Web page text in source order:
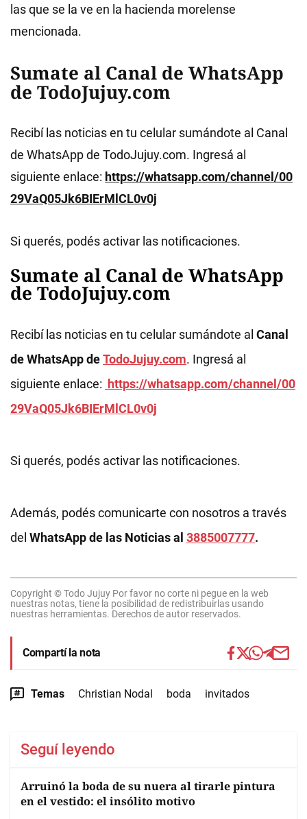
las que se la ve en la hacienda morelense
mencionada.
Sumate al Canal de WhatsApp
de TodoJujuy.com
Recibí las noticias en tu celular sumándote al Canal
de WhatsApp de TodoJujuy.com. Ingresá al
siguiente enlace: https://whatsapp.com/channel/00
29VaQ05Jk6BIErMlCL0v0j
Si querés, podés activar las notificaciones.
Sumate al Canal de WhatsApp
de TodoJujuy.com
Recibí las noticias en tu celular sumándote al Canal
de WhatsApp deTodoJujuy.com. Ingresá al
siguiente enlace: https://whatsapp.com/channel/00
29VaQ05Jk6BIErMlCL0v0j
Si querés, podés activar las notificaciones.
Además, podés comunicarte con nosotros a través
del WhatsApp de las Noticias al 3885007777.
Copyright © Todo Jujuy Por favor no corte ni pegue en la web
nuestras notas, tiene la posibilidad de redistribuirlas usando
nuestras herramientas. Derechos de autor reservados.
Compartí la nota
Temas Christian Nodal boda invitados
Seguí leyendo
Arruinó la boda de su nuera al tirarle pintura
en el vestido: el insólito motivo